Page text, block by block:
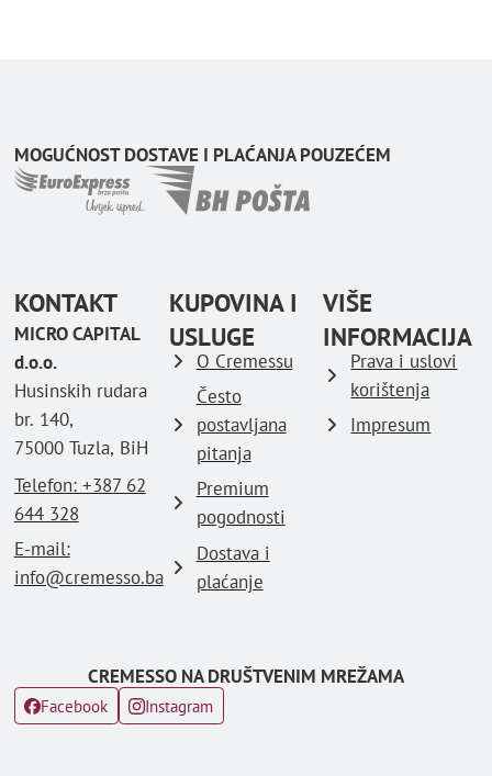
MOGUĆNOST DOSTAVE I PLAĆANJA POUZEĆEM
KONTAKT
MICRO CAPITAL
d.o.o.
Husinskih rudara
br. 140,
75000 Tuzla, BiH
Telefon: ‪+387 62
644 328
E-mail:
info@cremesso.ba
KUPOVINA I
USLUGE
O Cremessu
Često
postavljana
pitanja
Premium
pogodnosti
Dostava i
plaćanje
VIŠE
INFORMACIJA
Prava i uslovi
korištenja
Impresum
CREMESSO NA DRUŠTVENIM MREŽAMA
Facebook Instagram